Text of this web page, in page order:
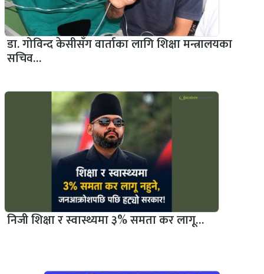
डा. गोविन्द केसीसँग वार्ताका लागि शिक्षा मन्त्रालयका
सचिव…
निजी शिक्षा र स्वास्थ्यमा ३% समता कर लागू…